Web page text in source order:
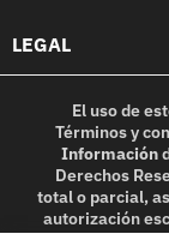
LEGAL
El uso de
Términos y
Información
Derechos
total o parcial,
autorización
in part, or